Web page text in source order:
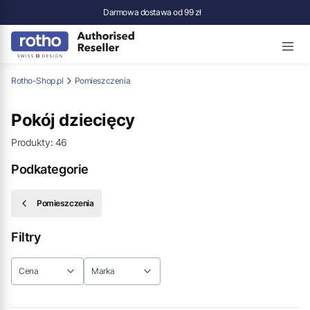
Darmowa dostawa od 99 zł
Rotho-Shop.pl Pomieszczenia
Pokój dziecięcy
Produkty: 46
Podkategorie
Pomieszczenia
Filtry
Cena Marka